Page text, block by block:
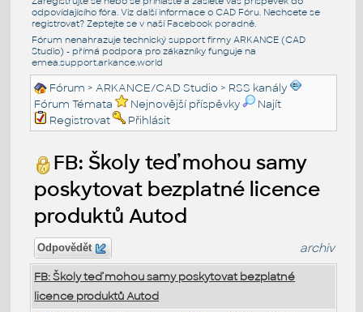
odpovídajícího fóra. Viz další informace o CAD Fóru. Nechcete se
registrovat? Zeptejte se v naší Facebook poradně.
Fórum nenahrazuje technický support firmy ARKANCE (CAD
Studio) - přímá podpora pro zákazníky funguje na
emea.support.arkance.world
Fórum >ARKANCE/CAD Studio > RSS kanály
Fórum Témata
Nejnovější příspěvky
Najít
Registrovat
Přihlásit
FB: Školy teď mohou samy
poskytovat bezplatné licence
produktů Autod
Odpovědět archiv
FB: Školy teď mohou samy poskytovat bezplatné
licence produktů Autod